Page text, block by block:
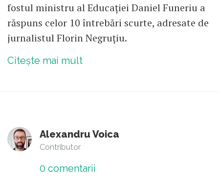
Ni se tot spune că România trăiește
cea mai bună perioadă a existenței
sale. Așa o fi, nu contrazic ideea.
Numai că „traiul pe vătrai” s-a cam
fostul ministru al Educației Daniel Funeriu a
răspuns celor 10 întrebări scurte, adresate de
jurnalistul Florin Negruțiu.
Citește mai mult
Alexandru Voica
Contributor
0 comentarii